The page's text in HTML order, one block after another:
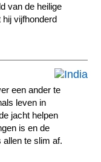
van de heilige
vijfhonderd
een ander te
leven in
jacht helpen
is en de
allen te slim af.